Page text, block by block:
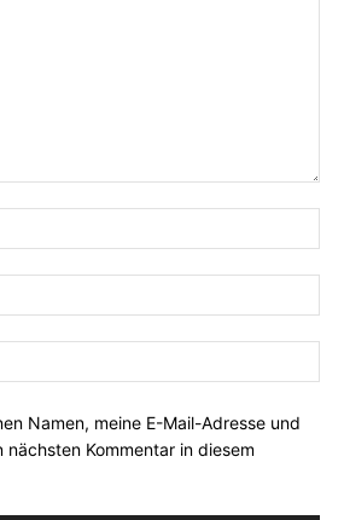
Namen, meine E-Mail-Adresse und
nächsten Kommentar in diesem